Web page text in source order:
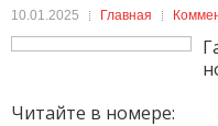
10.01.2025 Главная
Читайте в номере: